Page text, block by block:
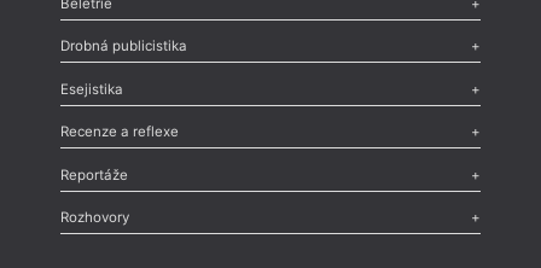
Beletrie
Poezie,Próza,Dokumenty
Drobná publicistika
Odlesk
Nekrolog,Glosa,Sloupek,Pozvánka,Literární soutěž,
Esejistika
Esej ,Pádlo,Úvaha
Recenze a reflexe
Recenze
Méně slov o próze,Celá rubrika
Reportáže
Literární zítřky
Celá rubrika
Rozhovory